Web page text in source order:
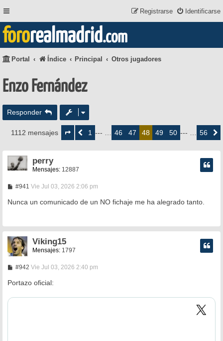
Identificarse
Registrarse
fororealmadrid.com
Portal Índice Principal Otros jugadores
Enzo Fernández
Responder
1112 mensajes
Página
deAnterior1 --- … 46 47 48 49 50 --- … 56
perry
Mensajes: 12887
#941 M
n
e
Vie Jul 03, 2026 2:06 pm
Nunca un comunicado de un NO fichaje me ha alegrado tanto.
Viking15
Mensajes: 1797
#942M
n
Vie Jul 03, 2026 2:40 pm
Portazo oficial: